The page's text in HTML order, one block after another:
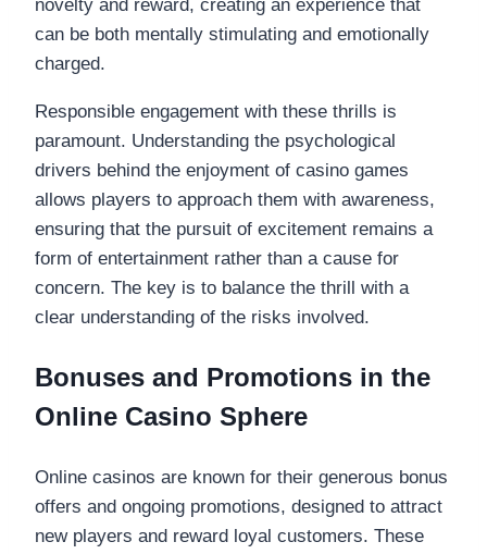
novelty and reward, creating an experience that
can be both mentally stimulating and emotionally
charged.
Responsible engagement with these thrills is
paramount. Understanding the psychological
drivers behind the enjoyment of casino games
allows players to approach them with awareness,
ensuring that the pursuit of excitement remains a
form of entertainment rather than a cause for
concern. The key is to balance the thrill with a
clear understanding of the risks involved.
Bonuses and Promotions in the
Online Casino Sphere
Online casinos are known for their generous bonus
offers and ongoing promotions, designed to attract
new players and reward loyal customers. These